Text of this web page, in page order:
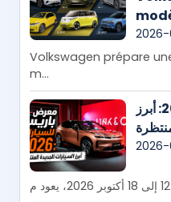
Volkswagen prépare
m...
معرض باريس للسيارات 2026: أبرز